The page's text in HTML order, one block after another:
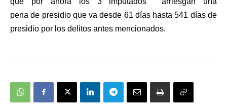
pena de presidio que va desde 61 días hasta 541 días de
presidio por los delitos antes mencionados.